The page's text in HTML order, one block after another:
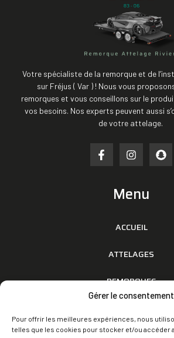
Gérer le consentement
Pour offrir les meilleures expériences, nous
telles que les cookies pour stocker et/ou accéder
Votre spécialiste de la remorque et de
sur Fréjus ( Var ) ! Nous vous
remorques et vous conseillons sur le
vos besoins. Nos experts peuvent aussi
de votre attelage.
Menu
ACCUEIL
ATTELAGES
REMORQUES